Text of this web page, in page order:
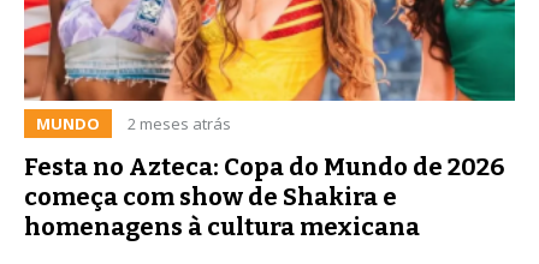
MUNDO 2 meses atrás
Festa no Azteca: Copa do Mundo de 2026
começa com show de Shakira e
homenagens à cultura mexicana